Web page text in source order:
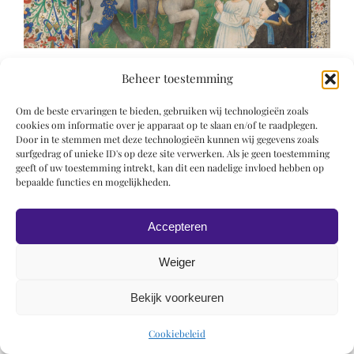
Beheer toestemming
Om de beste ervaringen te bieden, gebruiken wij technologieën zoals
cookies om informatie over je apparaat op te slaan en/of te raadplegen.
Door in te stemmen met deze technologieën kunnen wij gegevens zoals
surfgedrag of unieke ID's op deze site verwerken. Als je geen toestemming
geeft of uw toestemming intrekt, kan dit een nadelige invloed hebben op
bepaalde functies en mogelijkheden.
Accepteren
Weiger
Bekijk voorkeuren
Cookiebeleid
© 2019 Roel Wiechers | Powered byROCK Design